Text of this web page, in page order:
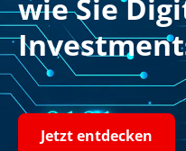
wie Sie
Jetzt entdecken